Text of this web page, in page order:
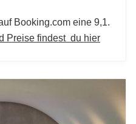
Booking.com eine 9,1.
Preise findest du hier